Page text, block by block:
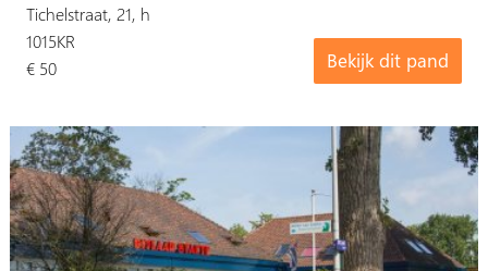
Tichelstraat, 21, h
Bekijk dit pand
1015KR
€ 50